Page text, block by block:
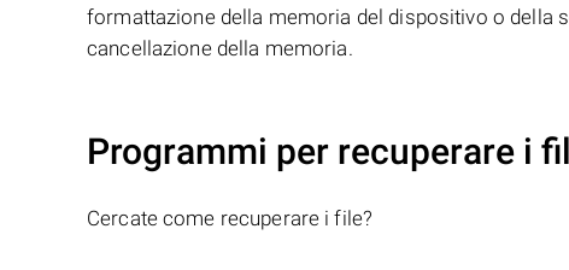
formattazione della memoria del dispositivo o della
cancellazione della memoria.
Programmi per recuperare i
Cercate come recuperare i file?